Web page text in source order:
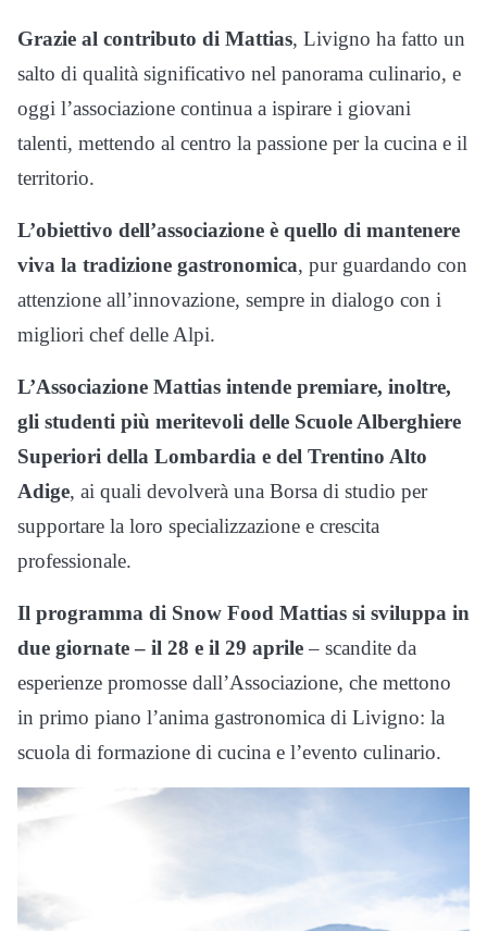
Grazie al contributo di Mattias, Livigno ha fatto un
salto di qualità significativo nel panorama culinario, e
oggi l’associazione continua a ispirare i giovani
talenti, mettendo al centro la passione per la cucina e il
territorio.
L’obiettivo dell’associazione è quello di mantenere
viva la tradizione gastronomica, pur guardando con
attenzione all’innovazione, sempre in dialogo con i
migliori chef delle Alpi.
L’Associazione Mattias intende premiare, inoltre,
gli studenti più meritevoli delle Scuole Alberghiere
Superiori della Lombardia e del Trentino Alto
Adige, ai quali devolverà una Borsa di studio per
supportare la loro specializzazione e crescita
professionale.
Il programma di Snow Food Mattias si sviluppa in
due giornate – il 28 e il 29 aprile– scandite da
esperienze promosse dall’Associazione, che mettono
in primo piano l’anima gastronomica di Livigno: la
scuola di formazione di cucina e l’evento culinario.